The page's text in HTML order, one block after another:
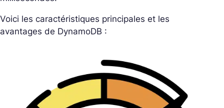
Voici les caractéristiques principales et les
avantages de DynamoDB :